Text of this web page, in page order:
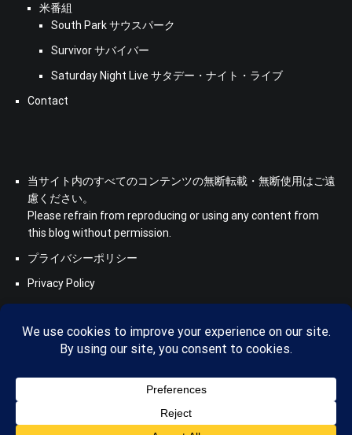
米番組
South Park サウスパーク
Survivor サバイバー
Saturday Night Live サタデー・ナイト・ライブ
Contact
当サイト内のすべてのコンテンツの無断転載・無断使用はご遠
慮ください。
Please refrain from reproducing or using any content from
this blog without permission.
プライバシーポリシー
Privacy Policy
Copyright © 2026
Saboten Translation - a translator's blog from
. All rights reserved. Theme:Cenote
byWordPress.